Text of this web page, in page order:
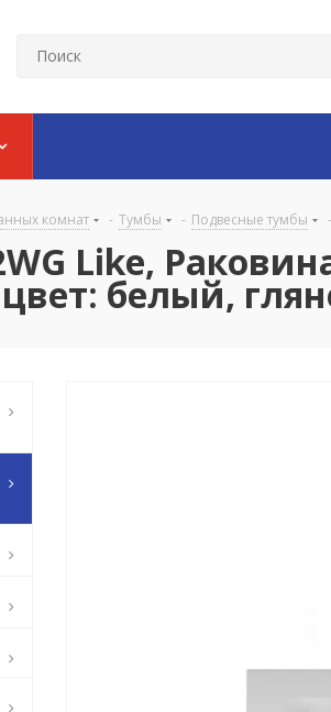
комнат - Тумбы - Подвесные тумбы -
Like,
белый,